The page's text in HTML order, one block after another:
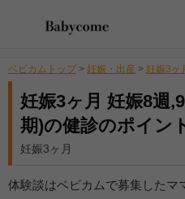
ベビカムトップ > 妊娠・出産 > 妊娠3ヶ
妊娠3ヶ月 妊娠8週
期)の健診のポイン
妊娠3ヶ月
体験談はベビカムで募集したマ